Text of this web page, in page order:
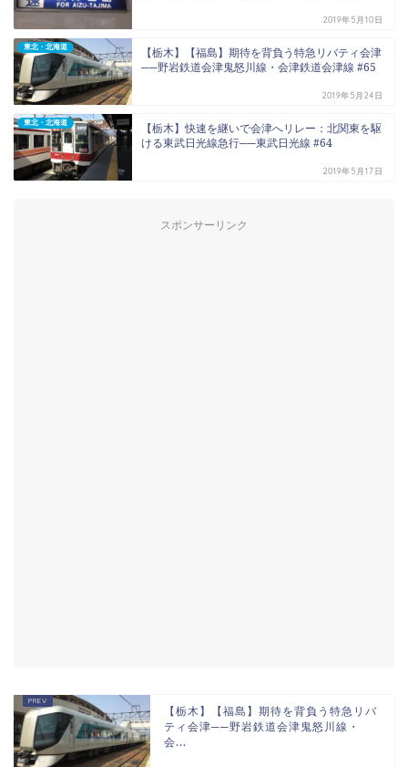
2019年5月10日
東北・北海道
【栃木】【福島】期待を背負う特急リバティ会津
──野岩鉄道会津鬼怒川線・会津鉄道会津線 #65
2019年5月24日
東北・北海道
【栃木】快速を継いで会津へリレー：北関東を駆
ける東武日光線急行──東武日光線 #64
2019年5月17日
スポンサーリンク
【栃木】【福島】期待を背負う特急リバ
ティ会津──野岩鉄道会津鬼怒川線・
会...